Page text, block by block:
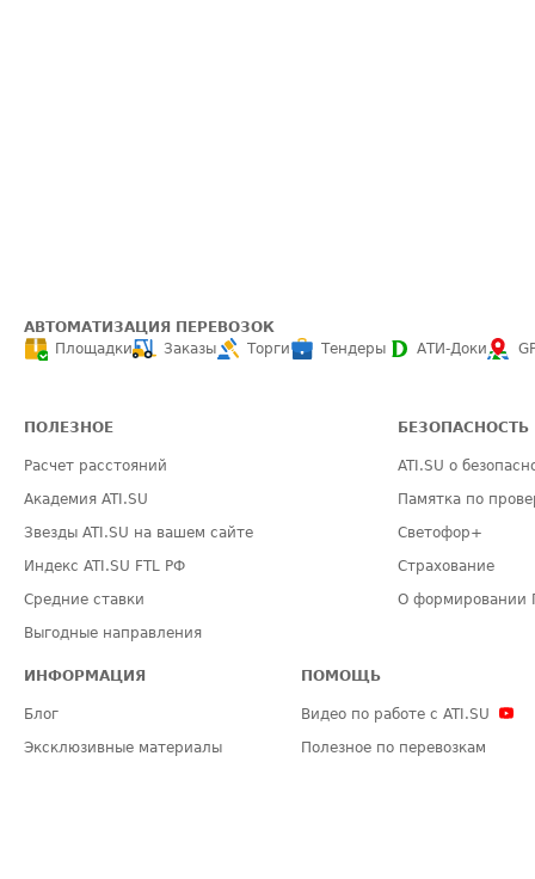
АВТОМАТИЗАЦИЯ ПЕРЕВОЗОК
Площадки
Заказы Торги Тендеры АТИ-Доки
ПОЛЕЗНОЕ
Расчет расстояний
Академия ATI.SU
Звезды ATI.SU на вашем сайте
Индекс ATI.SU FTL РФ
Средние ставки
Выгодные направления
БЕЗОПАСНОСТЬ
ATI.SU о
Памятка по
Светофор+
Страхование
О формировании
ИНФОРМАЦИЯ
Блог
Эксклюзивные материалы
ПОМОЩЬ
Видео по работе с ATI.SU
Полезное по перевозкам